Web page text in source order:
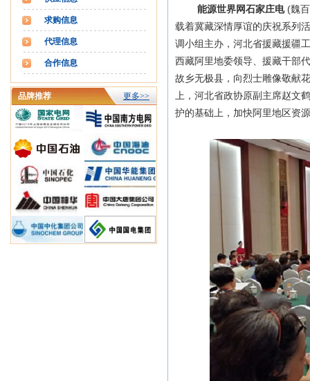
求购信息
代理信息
合作信息
品牌推荐 更多>>
能源世界网石家庄电(魏百
载着冀藏深情厚谊的庆祝系列
调小组主办，河北省援藏援疆
西藏阿里地委领导、援藏干部
故乡无极县，向烈士雕像敬献
上，河北省政协原副主席赵文
护的基础上，加快阿里地区资